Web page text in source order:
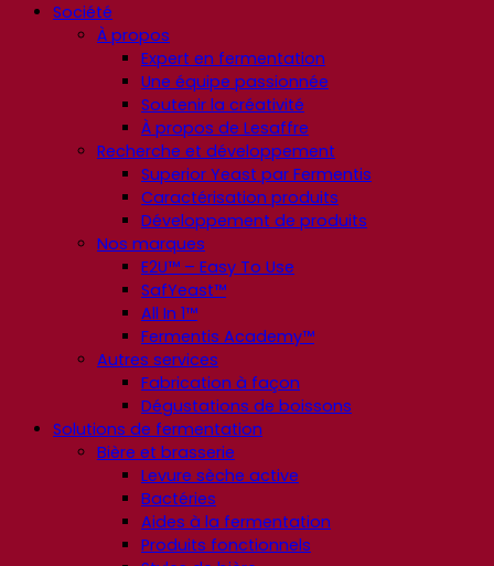
Société
À propos
Expert en fermentation
Une équipe passionnée
Soutenir la créativité
À propos de Lesaffre
Recherche et développement
Superior Yeast par Fermentis
Caractérisation produits
Développement de produits
Nos marques
E2U™ – Easy To Use
SafYeast™
All In 1™
Fermentis Academy™
Autres services
Fabrication à façon
Dégustations de boissons
Solutions de fermentation
Bière et brasserie
Levure sèche active
Bactéries
Aides à la fermentation
Produits fonctionnels